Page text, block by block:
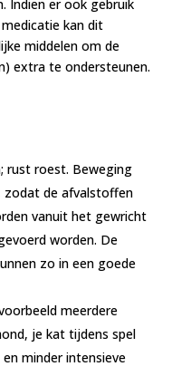
Indien er ook gebruik
kan dit
middelen om de
extra te ondersteunen.
rust roest. Beweging
zodat de afvalstoffen
vanuit het gewricht
worden. De
zo in een goede
meerdere
je kat tijdens spel
minder intensieve